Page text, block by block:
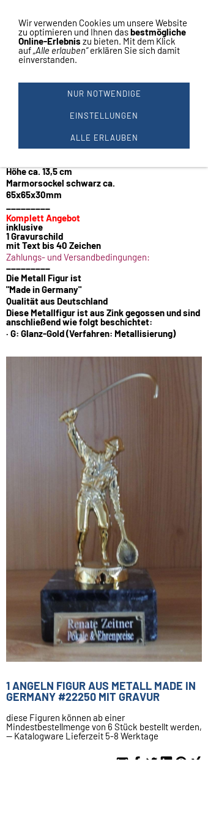
Navigation einblenden
Angeln - Angler
die Angel ist aus Kunststoff lose beigelegt
auf Marmor geschraubt
Farbe gold
Höhe ca. 13,5 cm
Marmorsockel schwarz ca.
65x65x30mm
_________
Komplett Angebot
inklusive
1 Gravurschild
mit Text bis 40 Zeichen
Zahlungs- und Versandbedingungen:
_________
Die Metall Figur ist
"Made in Germany"
Qualität aus Deutschland
Diese Metallfigur ist aus Zink gegossen und sind
anschließend wie folgt beschichtet:
· G: Glanz-Gold (Verfahren: Metallisierung)
1 ANGELN FIGUR AUS METALL MADE IN
GERMANY #22250 MIT GRAVUR
diese Figuren können ab einer
Mindestbestellmenge von 6 Stück bestellt werden,
-- Katalogware Lieferzeit 5-8 Werktage
Wir verwenden Cookies um unsere Website
zu optimieren und Ihnen dasbestmögliche
Online-Erlebnis zu bieten. Mit dem Klick
auf„Alle erlauben“erklären Sie sich damit
einverstanden.
NUR NOTWENDIGE
EINSTELLUNGEN
ALLE ERLAUBEN